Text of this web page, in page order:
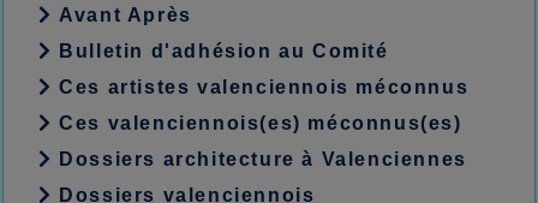
Avant Après
Bulletin d'adhésion au Comité
Ces artistes valenciennois méconnus
Ces valenciennois(es) méconnus(es)
Dossiers architecture à Valenciennes
Dossiers valenciennois